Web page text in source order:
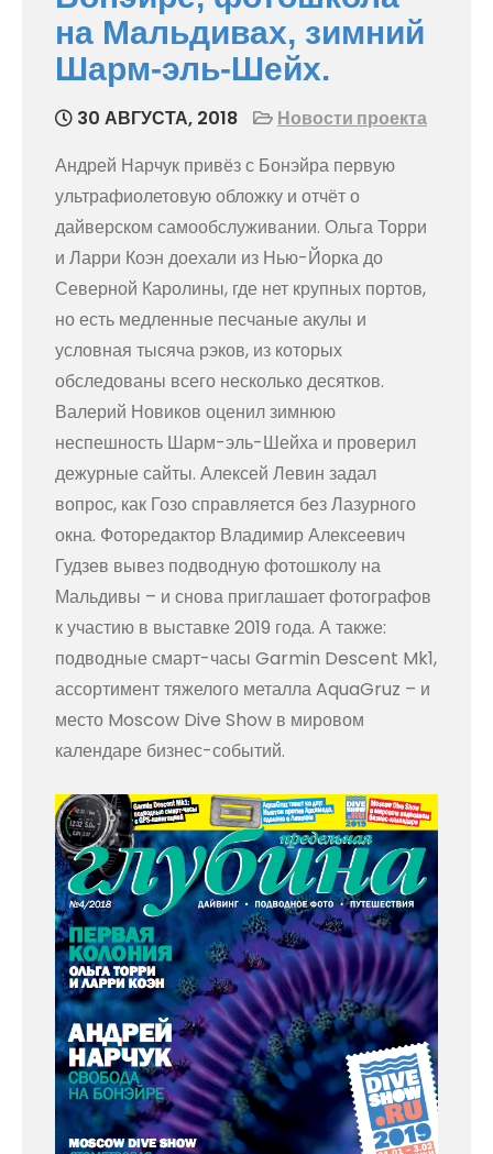
на Мальдивах, зимний
Шарм-эль-Шейх.
30 АВГУСТА, 2018
Новости проекта
Андрей Нарчук привёз с Бонэйра первую
ультрафиолетовую обложку и отчёт о
дайверском самообслуживании. Ольга Торри
и Ларри Коэн доехали из Нью-Йорка до
Северной Каролины, где нет крупных портов,
но есть медленные песчаные акулы и
условная тысяча рэков, из которых
обследованы всего несколько десятков.
Валерий Новиков оценил зимнюю
неспешность Шарм-эль-Шейха и проверил
дежурные сайты. Алексей Левин задал
вопрос, как Гозо справляется без Лазурного
окна. Фоторедактор Владимир Алексеевич
Гудзев вывез подводную фотошколу на
Мальдивы – и снова приглашает фотографов
к участию в выставке 2019 года. А также:
подводные смарт-часы Garmin Descent Mk1,
ассортимент тяжелого металла AquaGruz – и
место Moscow Dive Show в мировом
календаре бизнес-событий.